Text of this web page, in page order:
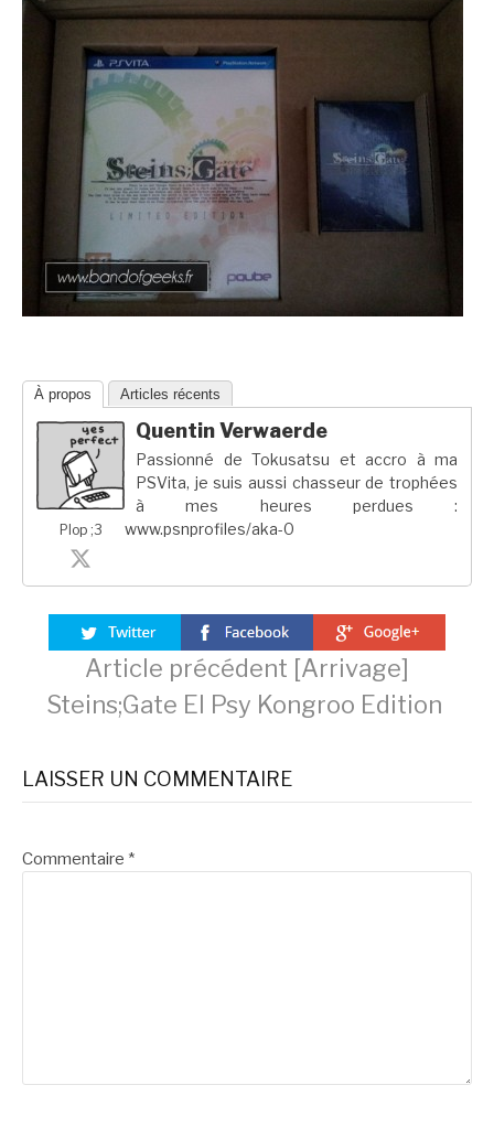
À propos Articles récents
Plop ;3
Quentin Verwaerde
Passionné de Tokusatsu et accro à ma
PSVita, je suis aussi chasseur de trophées
à mes heures perdues :
www.psnprofiles/aka-0
Lire
la
suite
Article précédent [Arrivage]
Steins;Gate El Psy Kongroo Edition
LAISSER UN COMMENTAIRE
Commentaire *